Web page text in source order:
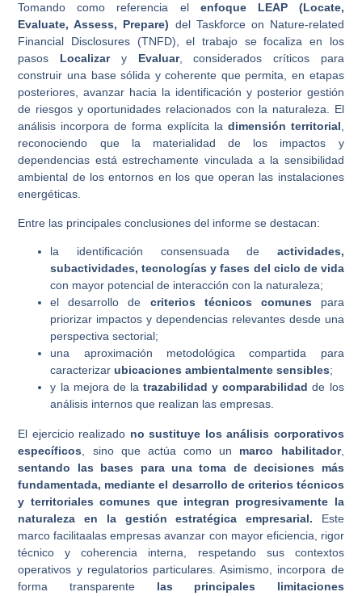
Tomando como referencia el enfoque
LEAP (Locate,
Evaluate, Assess, Prepare) del Taskforce on Nature-related
Financial Disclosures (TNFD), el trabajo se focaliza en los
pasos Localizary Evaluar, considerados críticos para
construir una base sólida y coherente que permita, en etapas
posteriores, avanzar hacia la identificación y posterior gestión
de riesgos y oportunidades relacionados con la naturaleza. El
análisis incorpora de forma explícita la dimensión territorial,
reconociendo que la materialidad de los impactos y
dependencias está estrechamente vinculada a la sensibilidad
ambiental de los entornos en los que operan las instalaciones
energéticas.
Entre las principales conclusiones del informe se destacan:
la identificación consensuada de actividades,
subactividades, tecnologías y fases del ciclo de vida
con mayor potencial de interacción con la naturaleza;
el desarrollo de criterios técnicos comunes para
priorizar impactos y dependencias relevantes desde una
perspectiva sectorial;
una aproximación metodológica compartida para
caracterizarubicaciones ambientalmente sensibles;
y la mejora de latrazabilidad y comparabilidad de los
análisis internos que realizan las empresas.
El ejercicio realizado no sustituye los análisis corporativos
específicos, sino que actúa como un marco habilitador,
sentando las bases para una toma de decisiones más
fundamentada, mediante el desarrollo de criterios técnicos
y territoriales comunes que integran progresivamente la
naturaleza en la gestión estratégica empresarial. Este
marco facilitaalas empresas avanzar con mayor eficiencia, rigor
técnico y coherencia interna, respetando sus contextos
operativos y regulatorios particulares. Asimismo, incorpora de
forma transparente las principales limitaciones